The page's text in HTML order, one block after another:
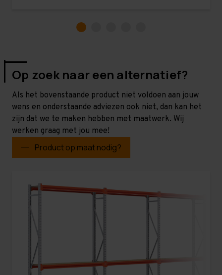
Op zoek naar een alternatief?
Als het bovenstaande product niet voldoen aan jouw
wens en onderstaande adviezen ook niet, dan kan het
zijn dat we te maken hebben met maatwerk. Wij
werken graag met jou mee!
Product op maat nodig?